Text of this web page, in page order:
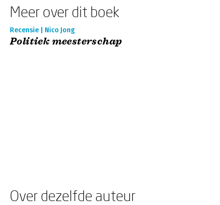
Meer over dit boek
Recensie | Nico Jong
Politiek meesterschap
Over dezelfde auteur